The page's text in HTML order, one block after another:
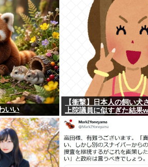
いい
【衝撃】日本人の飼い犬
上院議員に似すぎた結果